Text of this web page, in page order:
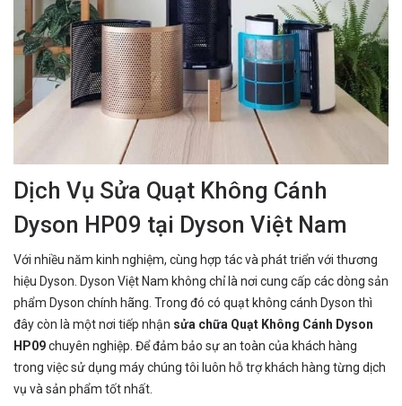
Dịch Vụ Sửa Quạt Không Cánh
Dyson HP09 tại Dyson Việt Nam
Với nhiều năm kinh nghiệm, cùng hợp tác và phát triển với thương
hiệu Dyson. Dyson Việt Nam không chỉ là nơi cung cấp các dòng sản
phẩm Dyson chính hãng. Trong đó có quạt không cánh Dyson thì
đây còn là một nơi tiếp nhận sửa chữa Quạt Không Cánh Dyson
HP09chuyên nghiệp. Để đảm bảo sự an toàn của khách hàng
trong việc sử dụng máy chúng tôi luôn hỗ trợ khách hàng từng dịch
vụ và sản phẩm tốt nhất.